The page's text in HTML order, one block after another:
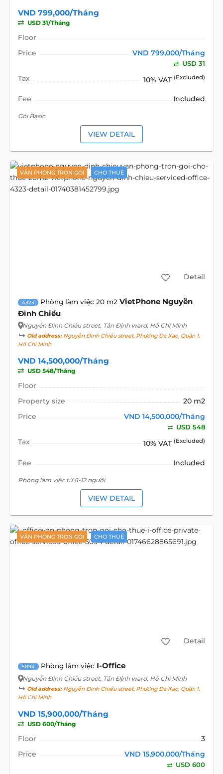
VND 799,000/Tháng
USD 31/Tháng
Floor
Price
VND 799,000/Tháng
USD 31
Tax 10% VAT (Excluded)
Fee Included
Gói Basic
VIEW DETAIL
VĂN PHÒNG TRỌN GÓI CHO THUÊ
Detail
4323 Phòng làm việc 20 m2 VietPhone Nguyễn
Đình Chiểu
Nguyễn Đình Chiểu street, Tân Định ward, Hồ Chí Minh
Old address:Nguyễn Đình Chiểu street, Phường Đa Kao, Quận 1,
Hồ Chí Minh
VND 14,500,000/Tháng
USD 548/Tháng
Floor
Property size
20 m2
Price
VND 14,500,000/Tháng
USD 548
Tax 10% VAT (Excluded)
Fee Included
Phòng làm việc từ 8-12 người
VIEW DETAIL
VĂN PHÒNG TRỌN GÓI CHO THUÊ
Detail
5094 Phòng làm việc I-Office
Nguyễn Đình Chiểu street, Tân Định ward, Hồ Chí Minh
Old address:Nguyễn Đình Chiểu street, Phường Đa Kao, Quận 1,
Hồ Chí Minh
VND 15,900,000/Tháng
USD 600/Tháng
Floor
3
Price
VND 15,900,000/Tháng
USD 600